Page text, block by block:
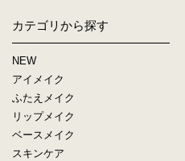
カテゴリから探す
NEW
アイメイク
ふたえメイク
リップメイク
ベースメイク
スキンケア